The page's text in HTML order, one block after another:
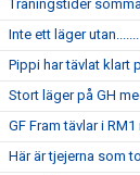
Träningstider
Inte ett läger utan.......
Pippi har tävlat klart
Stort läger på GH
GF Fram tävlar i
Här är tjejerna som